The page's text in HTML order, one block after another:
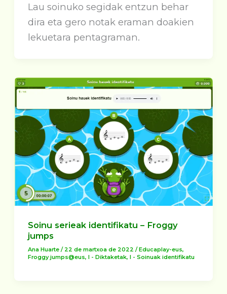
Lau soinuko segidak entzun behar
dira eta gero notak eraman doakien
lekuetara pentagraman.
Soinu serieak identifikatu – Froggy
jumps
Ana Huarte/ 22 de martxoa de 2022/Educaplay-eus,
Froggy jumps@eus,I - Diktaketak,I - Soinuak identifikatu